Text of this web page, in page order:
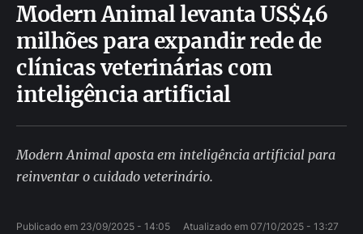
Modern Animal levanta US$46
milhões para expandir rede de
clínicas veterinárias com
inteligência artificial
Modern Animal aposta em inteligência artificial para
reinventar o cuidado veterinário.
Publicado em 23/09/2025 - 14:05 Atualizado em 07/10/2025 - 13:27